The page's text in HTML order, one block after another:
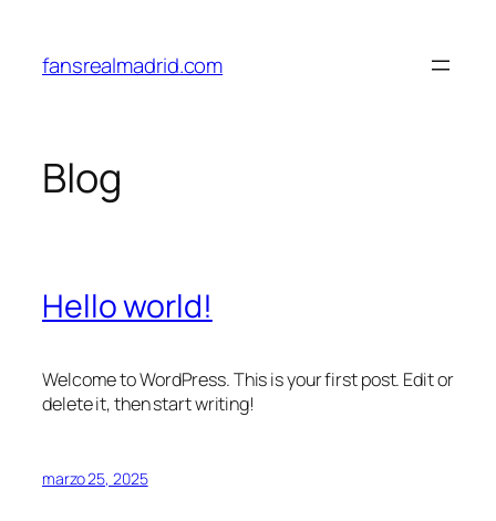
contenido
fansrealmadrid.com
Blog
Hello world!
Welcome to WordPress. This is your first post. Edit or
delete it, then start writing!
marzo 25, 2025